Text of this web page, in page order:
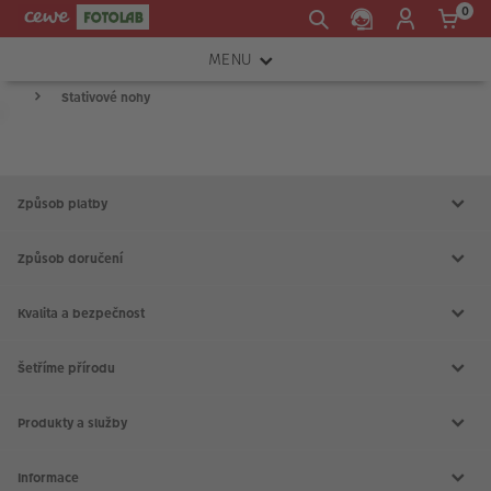
0
MENU
FOTOAPARÁTY
FOTOBRAŠNY
PŘÍSLUŠENSTVÍ
Stativové nohy
Způsob platby
Způsob doručení
Kvalita a bezpečnost
Šetříme přírodu
Produkty a služby
Slovník fotografických pojmů
Informace